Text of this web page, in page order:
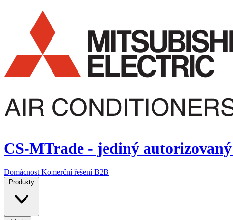
CS-MTrade - jediný
Domácnost Komerční řešeníB2B
Produkty